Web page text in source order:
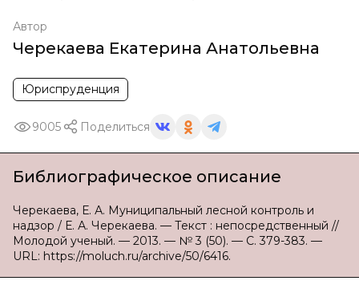
Автор
Черекаева Екатерина Анатольевна
Юриспруденция
9005 Поделиться
Библиографическое описание
Черекаева, Е. А. Муниципальный лесной контроль и
надзор / Е. А. Черекаева. — Текст : непосредственный //
Молодой ученый. — 2013. — № 3 (50). — С. 379-383. —
URL: https://moluch.ru/archive/50/6416.